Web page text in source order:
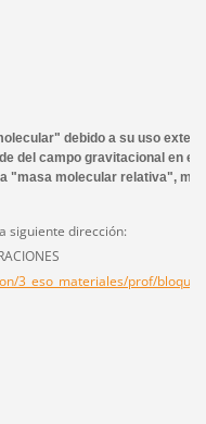
debido a su uso
del campo gravitacional en
"masa molecular relativa",
siguiente dirección:
3_eso_materiales/prof/